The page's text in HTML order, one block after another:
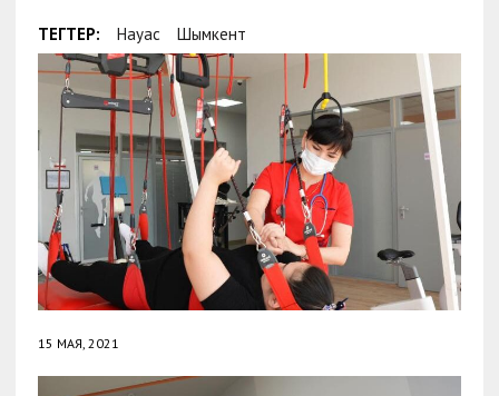
ТЕГТЕР: Науқас Шымкент
15 МАЯ, 2021